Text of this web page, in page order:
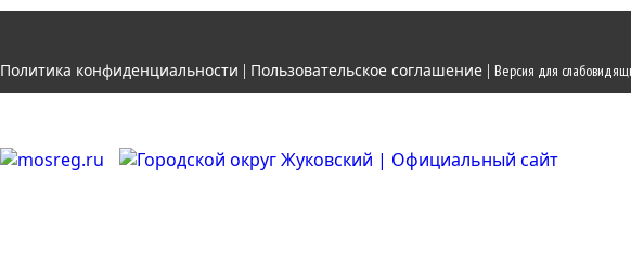
Политика конфиденциальности | Пользовательское соглашение | Версия для